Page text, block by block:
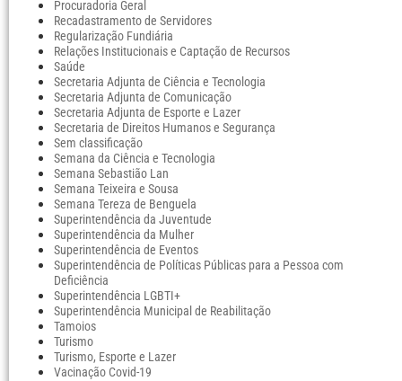
Procuradoria Geral
Recadastramento de Servidores
Regularização Fundiária
Relações Institucionais e Captação de Recursos
Saúde
Secretaria Adjunta de Ciência e Tecnologia
Secretaria Adjunta de Comunicação
Secretaria Adjunta de Esporte e Lazer
Secretaria de Direitos Humanos e Segurança
Sem classificação
Semana da Ciência e Tecnologia
Semana Sebastião Lan
Semana Teixeira e Sousa
Semana Tereza de Benguela
Superintendência da Juventude
Superintendência da Mulher
Superintendência de Eventos
Superintendência de Políticas Públicas para a Pessoa com
Deficiência
Superintendência LGBTI+
Superintendência Municipal de Reabilitação
Tamoios
Turismo
Turismo, Esporte e Lazer
Vacinação Covid-19